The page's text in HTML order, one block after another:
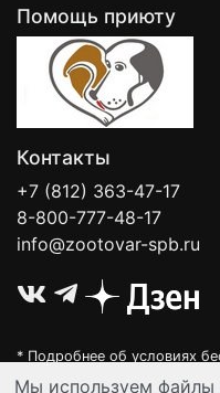
Помощь приюту
Контакты
+7 (812) 363-47-17
8-800-777-48-17
info@zootovar-spb.ru
* Подробнее об условиях
узнать на нашей
Мы используем файлы